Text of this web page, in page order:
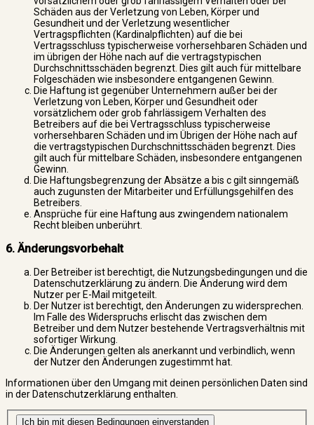
Schäden aus der Verletzung von Leben, Körper und
Gesundheit und der Verletzung wesentlicher
Vertragspflichten (Kardinalpflichten) auf die bei
Vertragsschluss typischerweise vorhersehbaren Schäden und
im übrigen der Höhe nach auf die vertragstypischen
Durchschnittsschäden begrenzt. Dies gilt auch für mittelbare
Folgeschäden wie insbesondere entgangenen Gewinn.
Die Haftung ist gegenüber Unternehmern außer bei der
Verletzung von Leben, Körper und Gesundheit oder
vorsätzlichem oder grob fahrlässigem Verhalten des
Betreibers auf die bei Vertragsschluss typischerweise
vorhersehbaren Schäden und im Übrigen der Höhe nach auf
die vertragstypischen Durchschnittsschäden begrenzt. Dies
gilt auch für mittelbare Schäden, insbesondere entgangenen
Gewinn.
Die Haftungsbegrenzung der Absätze a bis c gilt sinngemäß
auch zugunsten der Mitarbeiter und Erfüllungsgehilfen des
Betreibers.
Ansprüche für eine Haftung aus zwingendem nationalem
Recht bleiben unberührt.
6. Änderungsvorbehalt
Der Betreiber ist berechtigt, die Nutzungsbedingungen und die
Datenschutzerklärung zu ändern. Die Änderung wird dem
Nutzer per E-Mail mitgeteilt.
Der Nutzer ist berechtigt, den Änderungen zu widersprechen.
Im Falle des Widerspruchs erlischt das zwischen dem
Betreiber und dem Nutzer bestehende Vertragsverhältnis mit
sofortiger Wirkung.
Die Änderungen gelten als anerkannt und verbindlich, wenn
der Nutzer den Änderungen zugestimmt hat.
Informationen über den Umgang mit deinen persönlichen Daten sind
in der Datenschutzerklärung enthalten.